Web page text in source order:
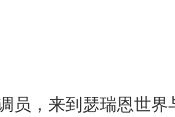
员，来到瑟瑞恩世